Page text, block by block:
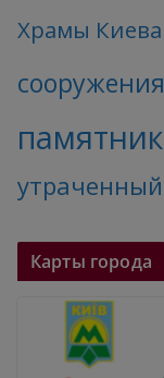
Храмы Киева
сооружения
Карты города